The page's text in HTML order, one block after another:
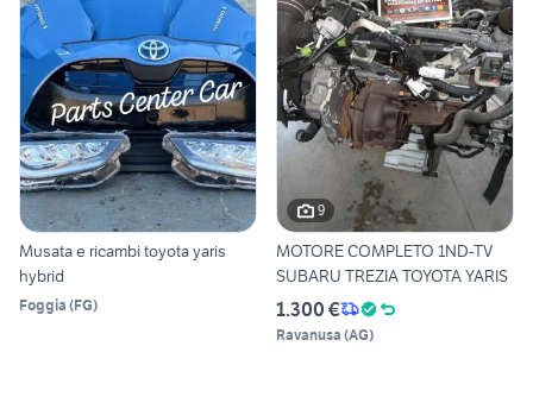
Musata e ricambi toyota yaris
hybrid
Foggia (FG)
9
MOTORE COMPLETO 1ND-TV
SUBARU TREZIA TOYOTA YARIS
1.300 €
Ravanusa (AG)